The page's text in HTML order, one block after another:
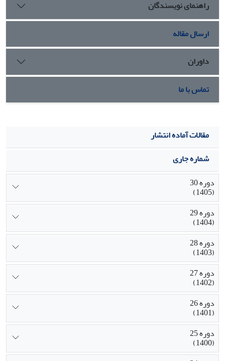
ردیف‌های ارزشی H9 و H10 را شامل می‌شود. در واقع این طیف
منابع دریافتی از بانک را به هدر داده و بانک باید برای کار با آنها
میزان ریسک بالایی را بپذیرد.
راهنمای نویسندگان
ارسال مقاله
داوران
تماس با ما
مقالات آماده انتشار
شماره جاری
دوره 30
(1405)
دوره 29
(1404)
دوره 28
(1403)
دوره 27
(1402)
دوره 26
(1401)
دوره 25
(1400)